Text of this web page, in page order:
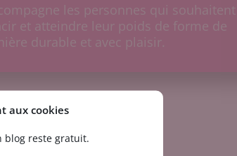
aux cookies
blog reste gratuit.
les personnes qui souhaitent
et atteindre leur poids de forme de
durable et avec plaisir.